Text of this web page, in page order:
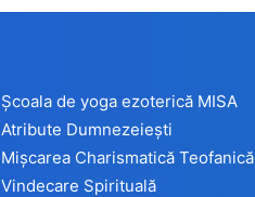
Școala de yoga ezoterică MISA
Atribute Dumnezeiești
Mișcarea Charismatică Teofanică
Vindecare Spirituală